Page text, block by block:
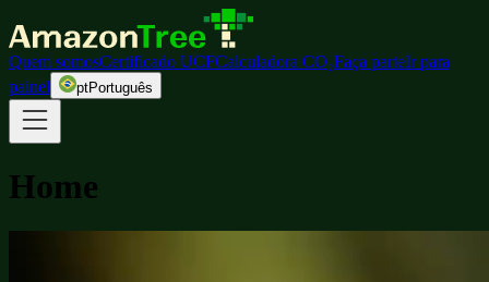
Quem somosCertificado UCFCalculadora CO₂Faça parteIr para
painel
ptPortuguês
Home